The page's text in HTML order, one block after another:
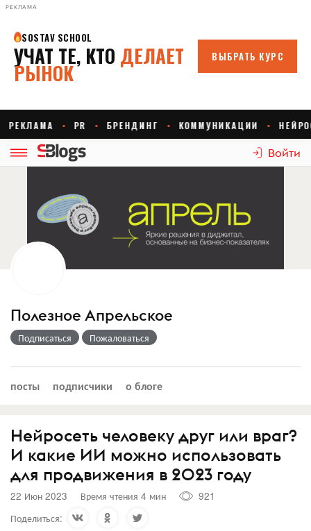
РЕКЛАМА
Войти
Полезное Апрельское
Подписаться Пожаловаться
посты подписчики о блоге
Нейросеть человеку друг или враг?
И какие ИИ можно использовать
для продвижения в 2023 году
22 Июн 2023 Время чтения 4 мин
921
Поделиться: